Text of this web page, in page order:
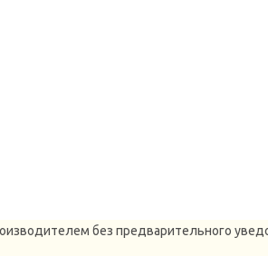
без предварительного